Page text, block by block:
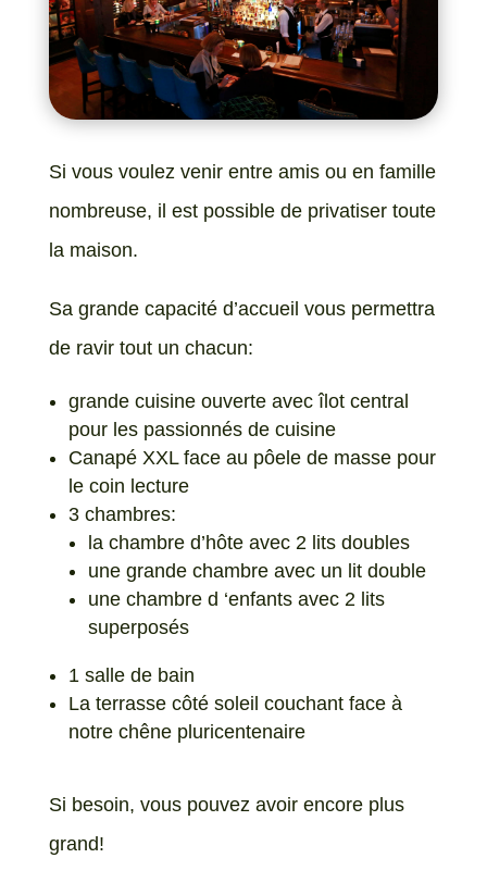
Si vous voulez venir entre amis ou en famille
nombreuse, il est possible de privatiser toute
la maison.
Sa grande capacité d’accueil vous permettra
de ravir tout un chacun:
grande cuisine ouverte avec îlot central
pour les passionnés de cuisine
Canapé XXL face au pôele de masse pour
le coin lecture
3 chambres:
la chambre d’hôte avec 2 lits doubles
une grande chambre avec un lit double
une chambre d ‘enfants avec 2 lits
superposés
1 salle de bain
La terrasse côté soleil couchant face à
notre chêne pluricentenaire
Si besoin, vous pouvez avoir encore plus
grand!